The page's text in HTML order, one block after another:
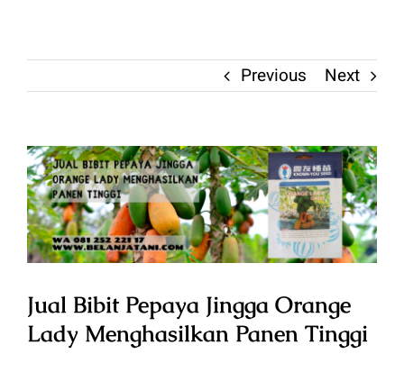
Previous Next
View
Larger
Image
Jual Bibit Pepaya Jingga Orange
Lady Menghasilkan Panen Tinggi